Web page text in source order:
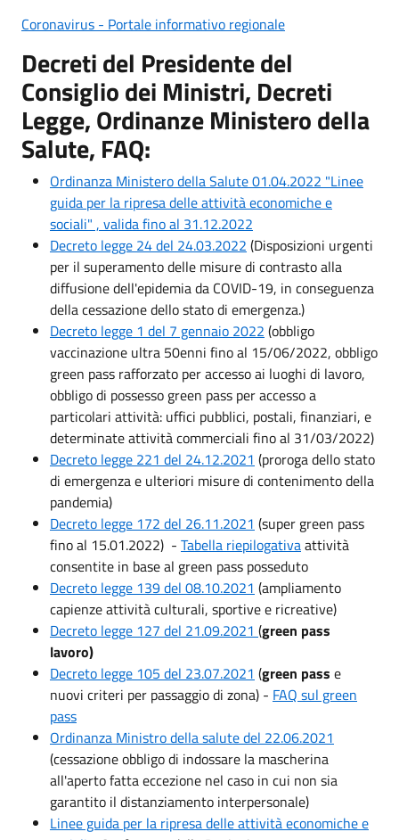
Coronavirus - Portale informativo regionale
Decreti del Presidente del
Consiglio dei Ministri, Decreti
Legge, Ordinanze Ministero della
Salute, FAQ:
Ordinanza Ministero della Salute 01.04.2022 "Linee
guida per la ripresa delle attività economiche e
sociali" , valida fino al 31.12.2022
Decreto legge 24 del 24.03.2022 (Disposizioni urgenti
per il superamento delle misure di contrasto alla
diffusione dell'epidemia da COVID-19, in conseguenza
della cessazione dello stato di emergenza.)
Decreto legge 1 del 7 gennaio 2022 (obbligo
vaccinazione ultra 50enni fino al 15/06/2022, obbligo
green pass rafforzato per accesso ai luoghi di lavoro,
obbligo di possesso green pass per accesso a
particolari attività: uffici pubblici, postali, finanziari, e
determinate attività commerciali fino al 31/03/2022)
Decreto legge 221 del 24.12.2021 (proroga dello stato
di emergenza e ulteriori misure di contenimento della
pandemia)
Decreto legge 172 del 26.11.2021 (super green pass
fino al 15.01.2022) - Tabella riepilogativaattività
consentite in base al green pass posseduto
Decreto legge 139 del 08.10.2021 (ampliamento
capienze attività culturali, sportive e ricreative)
Decreto legge 127 del 21.09.2021 (green pass
lavoro)
Decreto legge 105 del 23.07.2021 (green pass e
nuovi criteri per passaggio di zona) - FAQ sul green
pass
Ordinanza Ministro della salute del 22.06.2021
(cessazione obbligo di indossare la mascherina
all'aperto fatta eccezione nel caso in cui non sia
garantito il distanziamento interpersonale)
Linee guida per la ripresa delle attività economiche e